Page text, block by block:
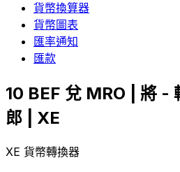
貨幣換算器
貨幣圖表
匯率通知
匯款
10 BEF 兌 MRO | 將 -
郎 | XE
XE 貨幣轉換器